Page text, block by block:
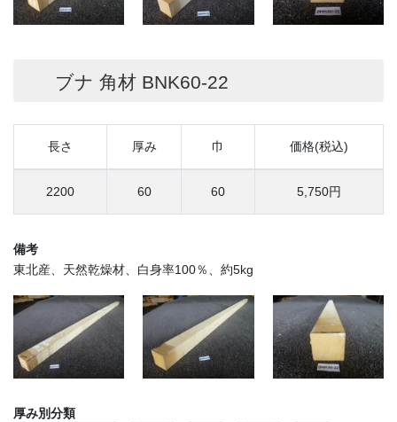
ブナ 角材 BNK60-22
長さ 厚み 巾 価格(税込)
2200 60 60 5,750円
備考
東北産、天然乾燥材、白身率100％、約5kg
厚み別分類